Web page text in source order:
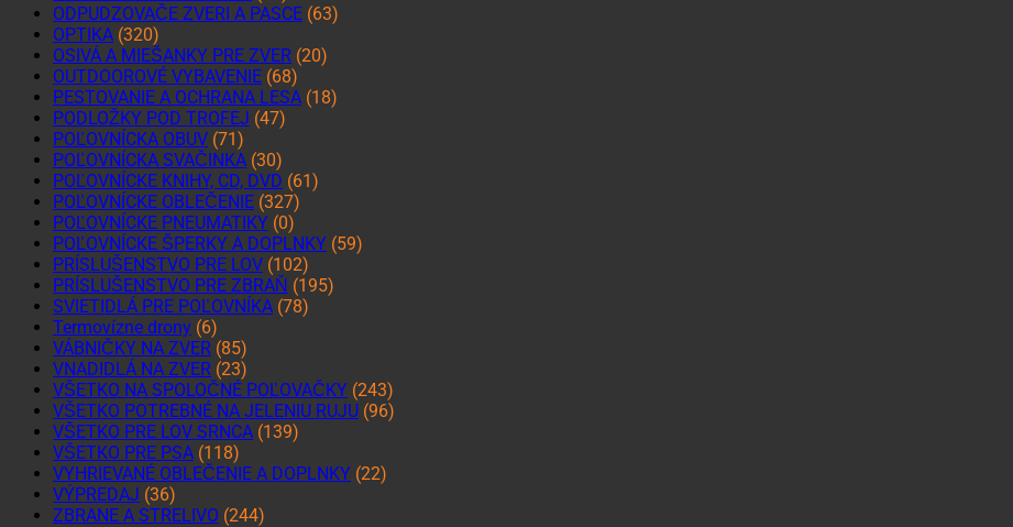
ODPUDZOVAČE ZVERI A PASCE (63)
OPTIKA (320)
OSIVÁ A MIEŠANKY PRE ZVER (20)
OUTDOOROVÉ VYBAVENIE (68)
PESTOVANIE A OCHRANA LESA (18)
PODLOŽKY POD TROFEJ (47)
POĽOVNÍCKA OBUV (71)
POĽOVNÍCKA SVAČINKA (30)
POĽOVNÍCKE KNIHY, CD, DVD (61)
POĽOVNÍCKE OBLEČENIE (327)
POĽOVNÍCKE PNEUMATIKY (0)
POĽOVNÍCKE ŠPERKY A DOPLNKY (59)
PRÍSLUŠENSTVO PRE LOV (102)
PRÍSLUŠENSTVO PRE ZBRAŇ (195)
SVIETIDLÁ PRE POĽOVNÍKA (78)
Termovízne drony (6)
VÁBNIČKY NA ZVER (85)
VNADIDLÁ NA ZVER (23)
VŠETKO NA SPOLOČNÉ POĽOVAČKY (243)
VŠETKO POTREBNÉ NA JELENIU RUJU (96)
VŠETKO PRE LOV SRNCA (139)
VŠETKO PRE PSA (118)
VYHRIEVANÉ OBLEČENIE A DOPLNKY (22)
VÝPREDAJ (36)
ZBRANE A STRELIVO (244)